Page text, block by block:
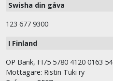
Swisha din gåva
123 677 9300
I Finland
OP Bank, FI75 5780 4120 0163 54
Mottagare: Ristin Tuki ry